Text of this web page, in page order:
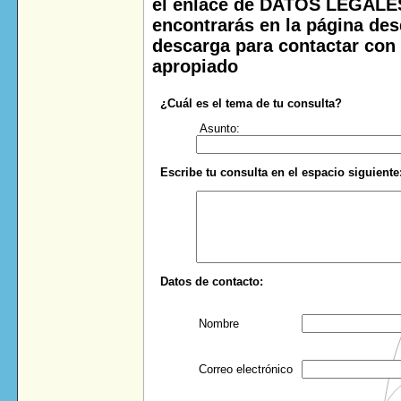
el enlace de DATOS
encontrarás en la página
descarga para contactar
apropiado
¿Cuál es el tema de tu consulta?
Asunto:
Escribe tu consulta en el espacio
Datos de contacto:
Nombre
Correo electrónico